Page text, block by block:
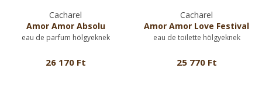
Cacharel
Amor Amor Absolu
eau de parfum hölgyeknek
26 170 Ft
Cacharel
Amor Amor Love Festival
eau de toilette hölgyeknek
25 770 Ft